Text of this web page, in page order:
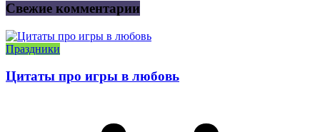
Свежие комментарии
Праздники
Цитаты про игры в любовь